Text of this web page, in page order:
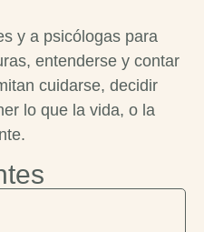
y a psicólogas para
entenderse y contar
cuidarse, decidir
lo que la vida, o la